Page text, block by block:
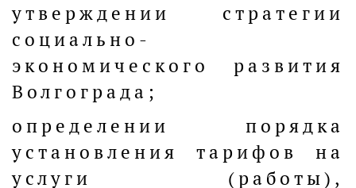
утверждении стратегии
социально-
экономического развития
Волгограда;
определении порядка
установления тарифов на
услуги (работы),